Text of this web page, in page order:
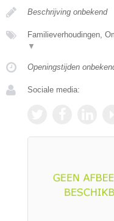
Beschrijving onbekend
Familieverhoudingen,
▼
Openingstijden
Sociale media: